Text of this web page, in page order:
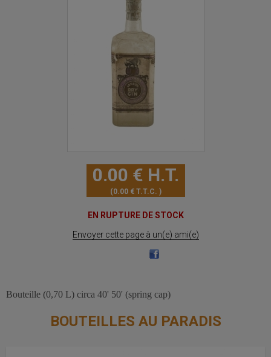
0.00 € H.T.
0.00€ T.T.C.
EN RUPTURE DE STOCK
Envoyer cette page à un(e) ami(e)
Bouteille (0,70 L) circa 40' 50' (spring cap)
BOUTEILLES AU PARADIS